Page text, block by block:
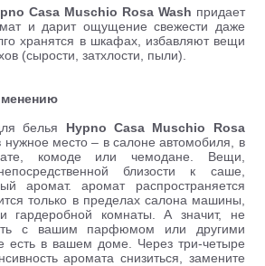
Casa Muschio Rosa Wash придает
и дарит ощущение свежести даже
хранятся в шкафах, избавляют вещи
(сырости, затхлости, пыли).
белья Hypno Casa Muschio Rosa
нужное место – в салоне автомобиля, в
комоде или чемодане. Вещи,
близости к саше,
аромат. аромат распространяется
только в пределах салона машины,
гардеробной комнаты. А значит, не
с вашим парфюмом или другими
есть в вашем доме. Через три-четыре
аромата снизиться, замените